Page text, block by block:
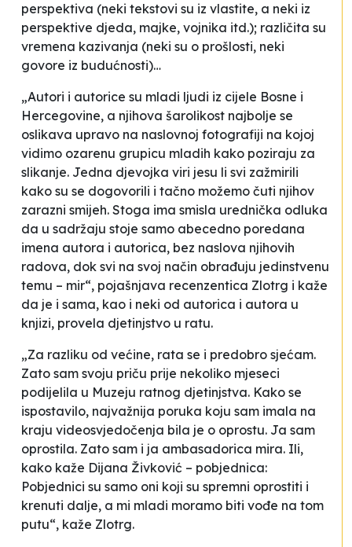
perspektiva (neki tekstovi su iz vlastite, a neki iz
perspektive djeda, majke, vojnika itd.); različita su
vremena kazivanja (neki su o prošlosti, neki
govore iz budućnosti)…
„Autori i autorice su mladi ljudi iz cijele Bosne i
Hercegovine, a njihova šarolikost najbolje se
oslikava upravo na naslovnoj fotografiji na kojoj
vidimo ozarenu grupicu mladih kako poziraju za
slikanje. Jedna djevojka viri jesu li svi zažmirili
kako su se dogovorili i tačno možemo čuti njihov
zarazni smijeh. Stoga ima smisla urednička odluka
da u sadržaju stoje samo abecedno poredana
imena autora i autorica, bez naslova njihovih
radova, dok svi na svoj način obrađuju jedinstvenu
temu – mir“, pojašnjava recenzentica Zlotrg i kaže
da je i sama, kao i neki od autorica i autora u
knjizi, provela djetinjstvo u ratu.
„Za razliku od većine, rata se i predobro sjećam.
Zato sam svoju priču prije nekoliko mjeseci
podijelila u Muzeju ratnog djetinjstva. Kako se
ispostavilo, najvažnija poruka koju sam imala na
kraju videosvjedočenja bila je o oprostu. Ja sam
oprostila. Zato sam i ja ambasadorica mira. Ili,
kako kaže Dijana Živković – pobjednica:
Pobjednici su samo oni koji su spremni oprostiti i
krenuti dalje, a mi mladi moramo biti vođe na tom
putu“, kaže Zlotrg.